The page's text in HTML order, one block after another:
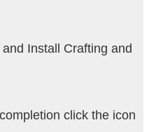
відвідати світ,
Хто має
чи закінчили
їм руку, вони
гра
Install Crafting and
click the icon